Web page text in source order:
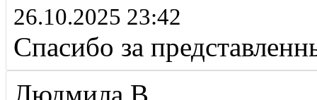
26.10.2025 23:42
Спасибо за